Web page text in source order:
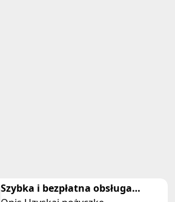
Szybka i bezpłatna obsługa